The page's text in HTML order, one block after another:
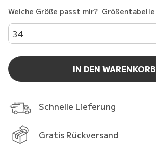
Welche Größe passt mir? Größentabelle
34
IN DEN WARENKORB
Schnelle Lieferung
Gratis Rückversand